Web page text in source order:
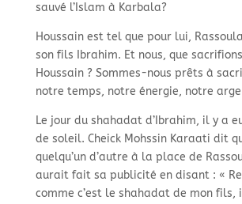
sauvé l’Islam à Karbala?
Houssain est tel que pour lui,
son fils Ibrahim. Et nous, que
Houssain ? Sommes-nous prêts à
notre temps, notre énergie, notre
Le jour du shahadat d’Ibrahim, il y a
de soleil. Cheick Mohssin Karaati dit
quelqu’un d’autre à la place de
aurait fait sa publicité en disant : «
comme c’est le shahadat de mon fils,